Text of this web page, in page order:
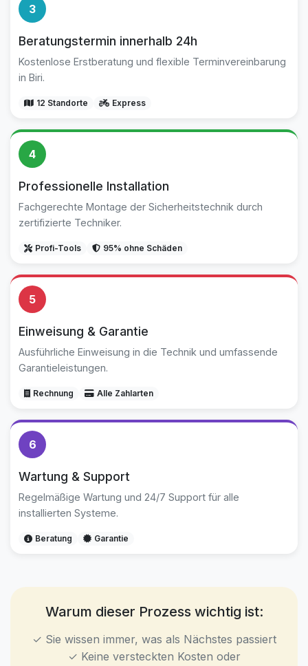
3
Beratungstermin innerhalb 24h
Kostenlose Erstberatung und flexible Terminvereinbarung
in Biri.
12 Standorte Express
4
Professionelle Installation
Fachgerechte Montage der Sicherheitstechnik durch
zertifizierte Techniker.
Profi-Tools 95% ohne Schäden
5
Einweisung & Garantie
Ausführliche Einweisung in die Technik und umfassende
Garantieleistungen.
Rechnung Alle Zahlarten
6
Wartung & Support
Regelmäßige Wartung und 24/7 Support für alle
installierten Systeme.
Beratung Garantie
Warum dieser Prozess wichtig ist:
✓ Sie wissen immer, was als Nächstes passiert
✓ Keine versteckten Kosten oder